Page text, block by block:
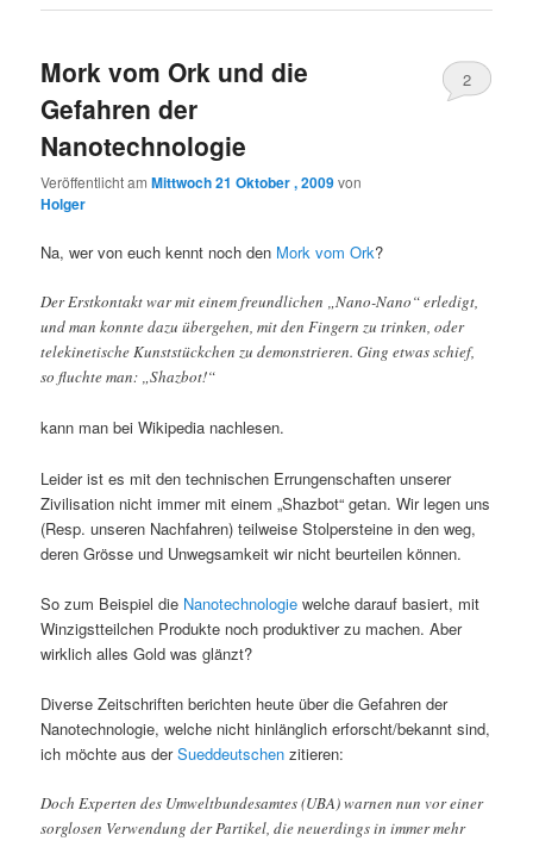
Mork vom Ork und die
Gefahren der
Nanotechnologie
Veröffentlicht amMittwoch 21 Oktober , 2009von
Holger
2
Na, wer von euch kennt noch den Mork vom Ork?
Der Erstkontakt war mit einem freundlichen „Nano-Nano“ erledigt,
und man konnte dazu übergehen, mit den Fingern zu trinken, oder
telekinetische Kunststückchen zu demonstrieren. Ging etwas schief,
so fluchte man: „Shazbot!“
kann man bei Wikipedia nachlesen.
Leider ist es mit den technischen Errungenschaften unserer
Zivilisation nicht immer mit einem „Shazbot“ getan. Wir legen uns
(Resp. unseren Nachfahren) teilweise Stolpersteine in den weg,
deren Grösse und Unwegsamkeit wir nicht beurteilen können.
So zum Beispiel die Nanotechnologie welche darauf basiert, mit
Winzigstteilchen Produkte noch produktiver zu machen. Aber
wirklich alles Gold was glänzt?
Diverse Zeitschriften berichten heute über die Gefahren der
Nanotechnologie, welche nicht hinlänglich erforscht/bekannt sind,
ich möchte aus derSueddeutschen zitieren:
Doch Experten des Umweltbundesamtes (UBA) warnen nun vor einer
sorglosen Verwendung der Partikel, die neuerdings in immer mehr